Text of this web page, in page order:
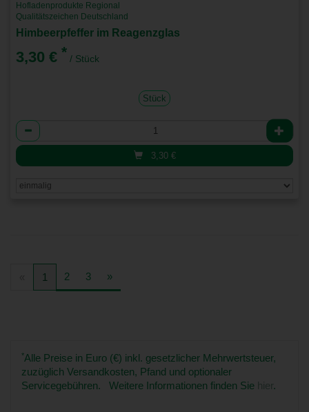
Hofladenprodukte Regional
Qualitätszeichen Deutschland
Himbeerpfeffer im Reagenzglas
3,30 € * / Stück
Stück
Anzahl
3,30 €
1 2 3 »
*Alle Preise in Euro (€) inkl. gesetzlicher Mehrwertsteuer,
zuzüglich Versandkosten, Pfand und optionaler
Servicegebühren. Weitere Informationen finden Sie hier.